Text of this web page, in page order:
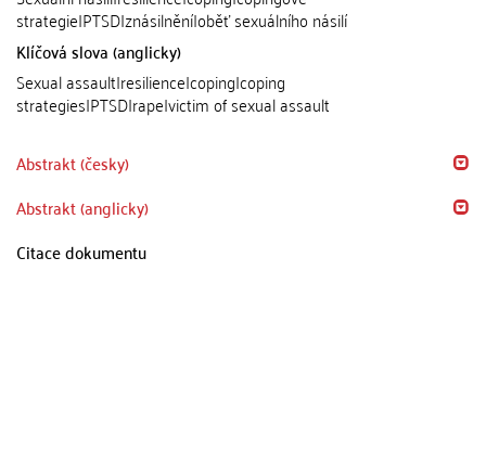
strategie|PTSD|znásilnění|oběť sexuálního násilí
Klíčová slova (anglicky)
Sexual assault|resilience|coping|coping
strategies|PTSD|rape|victim of sexual assault
Abstrakt (česky)
Abstrakt (anglicky)
Citace dokumentu